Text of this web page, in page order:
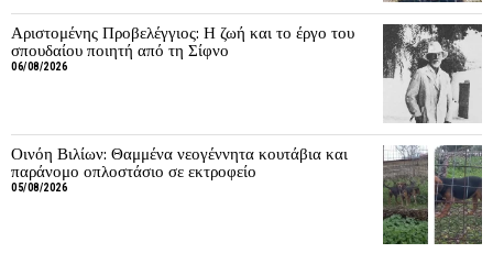
Αριστομένης Προβελέγγιος: Η ζωή και το έργο του
σπουδαίου ποιητή από τη Σίφνο
06/08/2026
Οινόη Βιλίων: Θαμμένα νεογέννητα κουτάβια και
παράνομο οπλοστάσιο σε εκτροφείο
05/08/2026